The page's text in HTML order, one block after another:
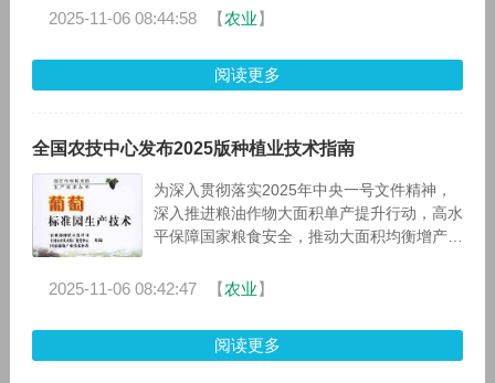
见的函。
2025-11-06 08:44:58 【农业】
阅读更多
全国农技中心发布2025版种植业技术指南
为深入贯彻落实2025年中央一号文件精神，
深入推进粮油作物大面积单产提升行动，高水
平保障国家粮食安全，推动大面积均衡增产，
重大成熟适用技术征集工作，系统梳
2025-11-06 08:42:47 【农业】
阅读更多